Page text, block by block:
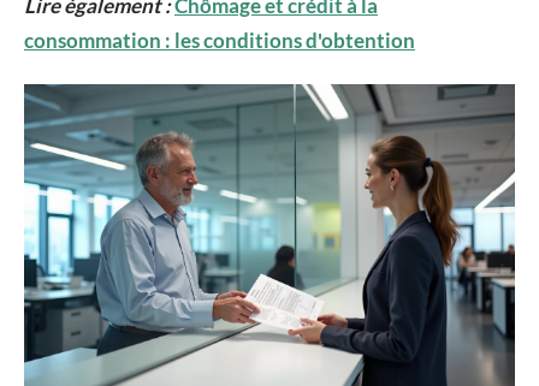
Lire également :Chômage et crédit à la
consommation : les conditions d'obtention